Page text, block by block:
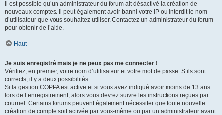
Il est possible qu’un administrateur du forum ait désactivé la création de
nouveaux comptes. Il peut également avoir banni votre IP ou interdit le nom
d’utilisateur que vous souhaitez utiliser. Contactez un administrateur du forum
pour obtenir de l’aide.
Haut
Je suis enregistré mais je ne peux pas me connecter !
Vérifiez, en premier, votre nom d’utilisateur et votre mot de passe. S’ils sont
corrects, il y a deux possibilités :
Si la gestion COPPA est active et si vous avez indiqué avoir moins de 13 ans
lors de l’enregistrement, alors vous devrez suivre les instructions reçues par
courriel. Certains forums peuvent également nécessiter que toute nouvelle
création de compte soit activée par vous-même ou par un administrateur avant